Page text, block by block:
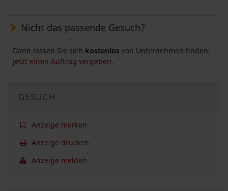
Nicht das passende Gesuch?
Dann lassen Sie sich kostenlos von Unternehmen finden:
Jetzt einen Auftrag vergeben.
GESUCH
Anzeige merken
Anzeige drucken
Anzeige melden